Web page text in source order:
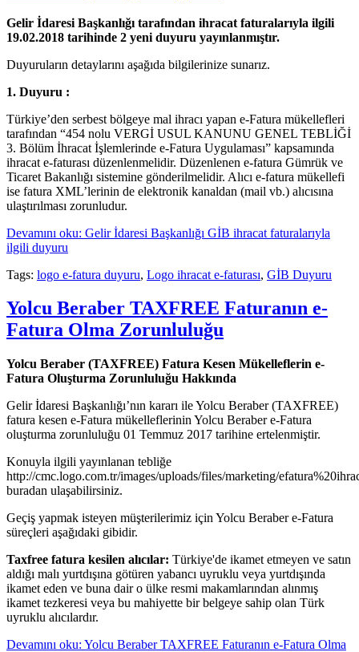
Gelir İdaresi Başkanlığı tarafından ihracat faturalarıyla ilgili
19.02.2018 tarihinde 2 yeni duyuru yayınlanmıştır.
Duyuruların detaylarını aşağıda bilgilerinize sunarız.
1. Duyuru :
Türkiye’den serbest bölgeye mal ihracı yapan e-Fatura mükellefleri
tarafından “454 nolu VERGİ USUL KANUNU GENEL TEBLİĞİ
3. Bölüm İhracat İşlemlerinde e-Fatura Uygulaması” kapsamında
ihracat e-faturası düzenlenmelidir. Düzenlenen e-fatura Gümrük ve
Ticaret Bakanlığı sistemine gönderilmelidir. Alıcı e-fatura mükellefi
ise fatura XML’lerinin de elektronik kanaldan (mail vb.) alıcısına
ulaştırılması zorunludur.
Devamını oku: Gelir İdaresi Başkanlığı GİB ihracat faturalarıyla
ilgili duyuru
Tags: logo e-fatura duyuru, Logo ihracat e-faturası, GİB Duyuru
Yolcu Beraber TAXFREE Faturanın e-
Fatura Olma Zorunluluğu
Yolcu Beraber (TAXFREE) Fatura Kesen Mükelleflerin e-
Fatura Oluşturma Zorunluluğu Hakkında
Gelir İdaresi Başkanlığı’nın kararı ile Yolcu Beraber (TAXFREE)
fatura kesen e-Fatura mükelleflerinin Yolcu Beraber e-Fatura
oluşturma zorunluluğu 01 Temmuz 2017 tarihine ertelenmiştir.
Konuyla ilgili yayınlanan tebliğe
http://cmc.logo.com.tr/images/uploads/files/marketing/
buradan ulaşabilirsiniz.
Geçiş yapmak isteyen müşterilerimiz için Yolcu Beraber e-Fatura
süreçleri aşağıdaki gibidir.
Taxfree fatura kesilen alıcılar: Türkiye'de ikamet etmeyen ve satın
aldığı malı yurtdışına götüren yabancı uyruklu veya yurtdışında
ikamet eden ve buna dair o ülke resmi makamlarından alınmış
ikamet tezkeresi veya bu mahiyette bir belgeye sahip olan Türk
uyruklu alıcılardır.
Devamını oku: Yolcu Beraber TAXFREE Faturanın e-Fatura Olma